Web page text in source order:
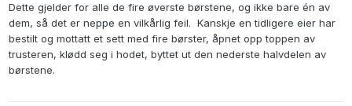
Dette gjelder for alle de fire øverste børstene, og ikke bare én av
dem, så det er neppe en vilkårlig feil. Kanskje en tidligere eier har
bestilt og mottatt et sett med fire børster, åpnet opp toppen av
trusteren, klødd seg i hodet, byttet ut den nederste halvdelen av
børstene.